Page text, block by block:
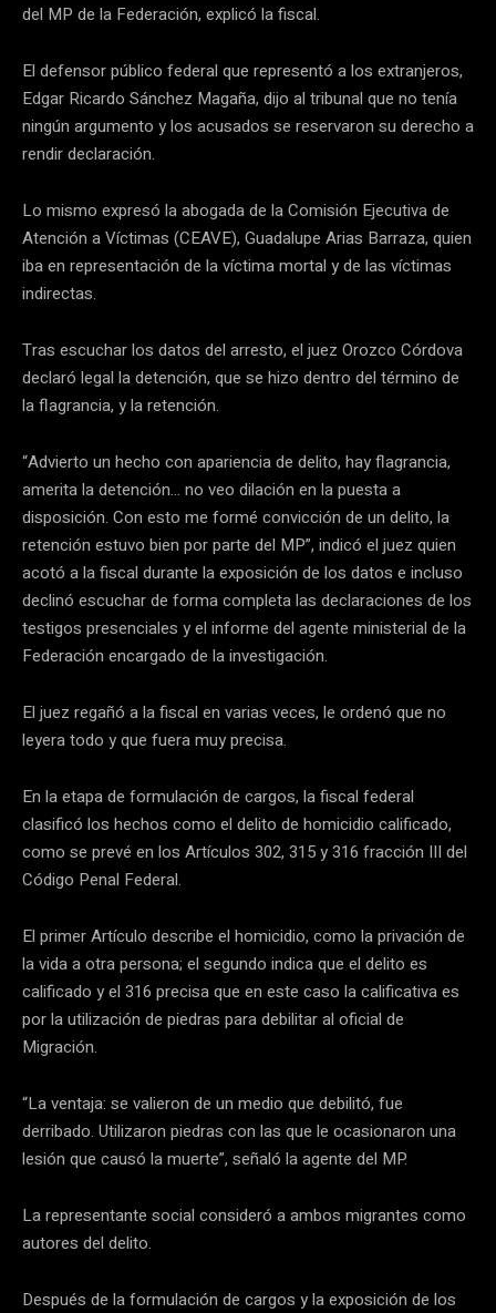
del MP de la Federación, explicó la fiscal.
El defensor público federal que representó a los extranjeros,
Edgar Ricardo Sánchez Magaña, dijo al tribunal que no tenía
ningún argumento y los acusados se reservaron su derecho a
rendir declaración.
Lo mismo expresó la abogada de la Comisión Ejecutiva de
Atención a Víctimas (CEAVE), Guadalupe Arias Barraza, quien
iba en representación de la víctima mortal y de las víctimas
indirectas.
Tras escuchar los datos del arresto, el juez Orozco Córdova
declaró legal la detención, que se hizo dentro del término de
la flagrancia, y la retención.
“Advierto un hecho con apariencia de delito, hay flagrancia,
amerita la detención… no veo dilación en la puesta a
disposición. Con esto me formé convicción de un delito, la
retención estuvo bien por parte del MP”, indicó el juez quien
acotó a la fiscal durante la exposición de los datos e incluso
declinó escuchar de forma completa las declaraciones de los
testigos presenciales y el informe del agente ministerial de la
Federación encargado de la investigación.
El juez regañó a la fiscal en varias veces, le ordenó que no
leyera todo y que fuera muy precisa.
En la etapa de formulación de cargos, la fiscal federal
clasificó los hechos como el delito de homicidio calificado,
como se prevé en los Artículos 302, 315 y 316 fracción III del
Código Penal Federal.
El primer Artículo describe el homicidio, como la privación de
la vida a otra persona; el segundo indica que el delito es
calificado y el 316 precisa que en este caso la calificativa es
por la utilización de piedras para debilitar al oficial de
Migración.
“La ventaja: se valieron de un medio que debilitó, fue
derribado. Utilizaron piedras con las que le ocasionaron una
lesión que causó la muerte”, señaló la agente del MP.
La representante social consideró a ambos migrantes como
autores del delito.
Después de la formulación de cargos y la exposición de los